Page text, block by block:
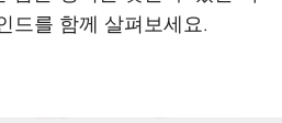
드를 함께 살펴보세요.